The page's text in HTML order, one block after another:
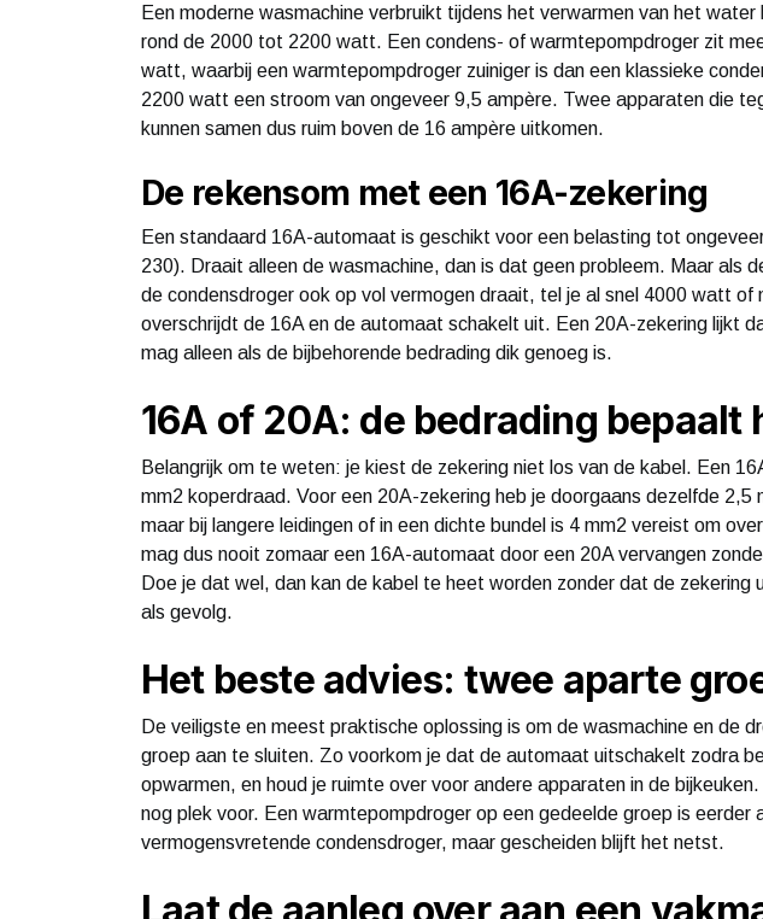
Een moderne wasmachine verbruikt tijdens het verwarmen van het
rond de 2000 tot 2200 watt. Een condens- of warmtepompdroger zit
watt, waarbij een warmtepompdroger zuiniger is dan een klassieke
2200 watt een stroom van ongeveer 9,5 ampère. Twee apparaten die
kunnen samen dus ruim boven de 16 ampère uitkomen.
De rekensom met een 16A-zekering
Een standaard 16A-automaat is geschikt voor een belasting tot
230). Draait alleen de wasmachine, dan is dat geen probleem. Maar als
de condensdroger ook op vol vermogen draait, tel je al snel 4000 watt of
overschrijdt de 16A en de automaat schakelt uit. Een 20A-zekering lijkt
mag alleen als de bijbehorende bedrading dik genoeg is.
16A of 20A: de bedrading bepaalt
Belangrijk om te weten: je kiest de zekering niet los van de kabel. Een
mm2 koperdraad. Voor een 20A-zekering heb je doorgaans dezelfde 2,5
maar bij langere leidingen of in een dichte bundel is 4 mm2 vereist om
mag dus nooit zomaar een 16A-automaat door een 20A vervangen
Doe je dat wel, dan kan de kabel te heet worden zonder dat de zekering
als gevolg.
Het beste advies: twee aparte
De veiligste en meest praktische oplossing is om de wasmachine en de
groep aan te sluiten. Zo voorkom je dat de automaat uitschakelt zodra
opwarmen, en houd je ruimte over voor andere apparaten in de
nog plek voor. Een warmtepompdroger op een gedeelde groep is eerder
vermogensvretende condensdroger, maar gescheiden blijft het netst.
Laat de aanleg over aan een